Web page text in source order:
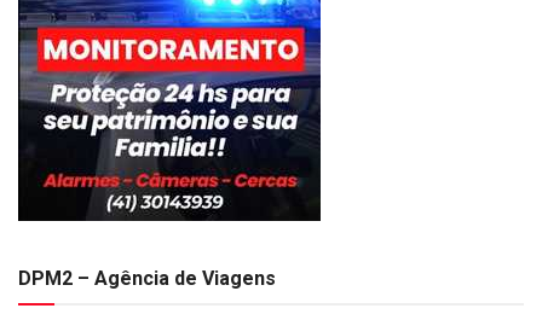
DPM2 – Agência de Viagens